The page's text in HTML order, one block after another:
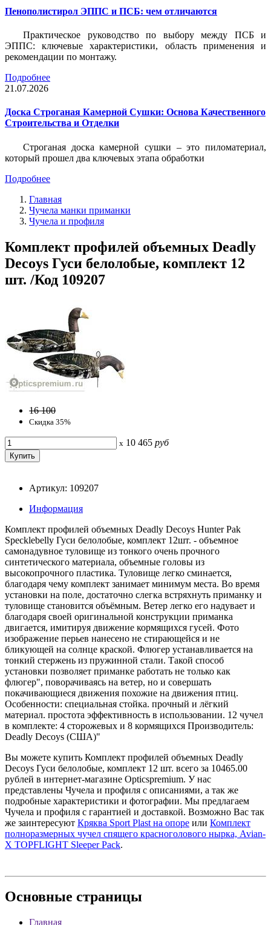
Пенополистирол ЭППС и ПСБ: чем отличаются
Практическое руководство по выбору между ПСБ и
ЭППС: ключевые характеристики, область применения и
рекомендации по монтажу.
Подробнее
21.07.2026
Доска Строганая Камерной Сушки: Основа Качественного
Строительства и Отделки
Строганая доска камерной сушки – это пиломатериал,
который прошел два ключевых этапа обработки
Подробнее
Главная
Чучела манки приманки
Чучела и профиля
Комплект профилей объемных Deadly
Decoys Гуси белолобые, комплект 12
шт. /Код 109207
16 100
Скидка 35%
x 10 465 руб
Артикул: 109207
Информация
Комплект профилей объемных Deadly Decoys Hunter Pak
Specklebelly Гуси белолобые, комплект 12шт. - объемное
самонадувное туловище из тонкого очень прочного
синтетического материала, объемные головы из
высокопрочного пластика. Туловище легко сминается,
благодаря чему комплект занимает минимум места. Во время
установки на поле, достаточно слегка встряхнуть приманку и
туловище становится объёмным. Ветер легко его надувает и
благодаря своей оригинальной конструкции приманка
двигается, имитируя движение кормящихся гусей. Фото
изображение перьев нанесено не стирающейся и не
бликующей на солнце краской. Флюгер устанавливается на
тонкий стержень из пружинной стали. Такой способ
установки позволяет приманке работать не только как
флюгер", поворачиваясь на ветер, но и совершать
покачивающиеся движения похожие на движения птиц.
Особенности: специальная стойка. прочный и лёгкий
материал. простота эффективность в использовании. 12 чучел
в комплекте: 4 сторожевых и 8 кормящихся Производитель:
Deadly Decoys (США)"
Вы можете купить Комплект профилей объемных Deadly
Decoys Гуси белолобые, комплект 12 шт. всего за 10465.00
рублей в интернет-магазине Opticspremium. У нас
представлены Чучела и профиля с описаниями, а так же
подробные характеристики и фотографии. Мы предлагаем
Чучела и профиля с гарантией и доставкой. Возможно Вас так
же заинтересуют Кряква Sport Plast на опоре или Комплект
полноразмерных чучел спящего красноголового нырка, Avian-
X TOPFLIGHT Sleeper Pack.
Основные страницы
Главная